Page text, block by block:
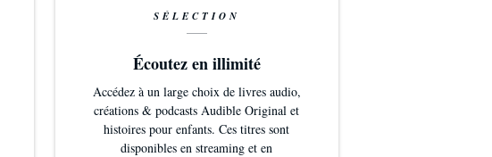
SÉLECTION
Écoutez en illimité
Accédez à un large choix de livres audio,
créations & podcasts Audible Original et
histoires pour enfants. Ces titres sont
disponibles en streaming et en